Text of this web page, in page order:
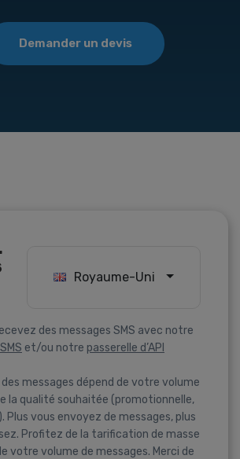
Demander un devis
Royaume-Uni
des messages SMS avec notre
et/ou notre passerelle d’API
messages dépend de votre volume
la qualité souhaitée (promotionnelle,
Plus vous envoyez de messages, plus
Profitez de la tarification de masse
votre volume de messages. Merci de